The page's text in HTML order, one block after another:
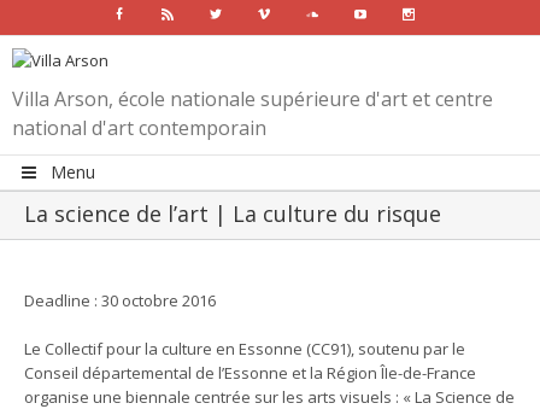
Facebook Rss Twitter Vimeo SoundcloudYoutube
Villa Arson, école nationale supérieure d'art et centre
national d'art contemporain
Menu
La science de l’art | La culture du risque
Larger
Deadline : 30 octobre 2016
Le Collectif pour la culture en Essonne (CC91), soutenu par le
Conseil départemental de l’Essonne et la Région ÎIe-de-France
organise une biennale centrée sur les arts visuels : « La Science de